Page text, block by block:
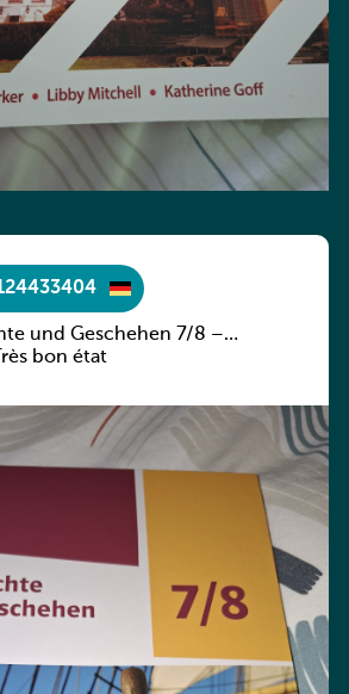
und Geschehen 7/8 –
Pfalz
bon état